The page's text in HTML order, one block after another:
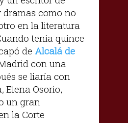
dramas como no
en la literatura
tenía quince
de Alcalá de
con una
se liaría con
Elena Osorio,
un gran
la Corte